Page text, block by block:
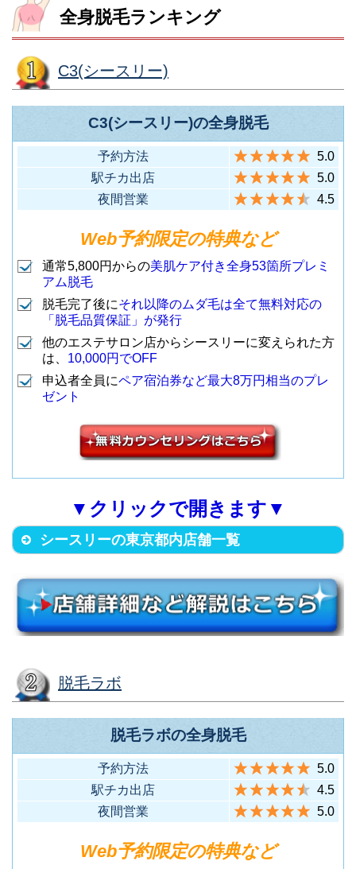
4 町田店
（JR各線 町田駅北口から徒歩5
1 八王子店
（JR各線 八王子駅北口から徒歩
3分）
2 吉祥寺店
吉祥寺ビル７Ｆ
（JR各線 吉祥寺駅北口から徒歩
3分）
ビル３Ｆ
（京王線 調布駅から徒歩4分）
町田店
町田市中町1-1-16 東京建物町田
ビル１０Ｆ
（小田急町田駅の北口から徒歩3
分）
5 立川店
立川市曙町2-12-1 曙ビル７Ｆ
（JR各線 立川駅北口から徒歩2
6 渋谷店
（東急・地下鉄各線 渋谷駅から
徒歩8分）
渋谷新南口店
渋谷区渋谷3-27-14 藤本ビル7F
（東急・地下鉄各線 渋谷駅から
徒歩5分）
銀座数寄屋橋店
中央区銀座6-4-9 SANWAGINZA
（地下鉄銀座駅から徒歩6分）
9 神宮前原宿店
ビル6F
（JR山手線 原宿駅竹下口から徒
歩1分）
池袋東口店
（JR各線 池袋駅(東口)から徒歩4
分）
11 池袋西口店
豊島区西池袋5-5-21 ザ・タワ
ー・グランディア1307
（JR各線 池袋駅(西口)から徒歩9
分）
12
港区六本木4-1-16 六本木ハイツ
13 麻布十番店
港区麻布十番1-10-3 モンテプラ
ザ麻布802
（地下鉄麻布十番駅から徒歩1
分）
杉並区下井草3-14-1 ing HS B1F
2 銀座本店
(地下鉄銀座駅から徒歩3分)
3 池袋店
豊島区南池袋2-24-2 STビル2F
（池袋駅から徒歩5分）
渋谷店
渋谷区宇田川町12-17 プロトビル
（JR渋谷駅から徒歩8分）
新宿店
新宿区新宿3-22-11 RSビル4F
（JR新宿駅から徒歩3分）
PIU BELLO表
港区北青山3-5-15 ミヤヒロビル3
sidence恵比寿
広尾店
港区北青山3-5-15ミヤヒロビル3
（地下鉄表参道駅から徒歩3分）
8
PIU BELLO八
王子店
子1F
（JR八王子駅から徒歩9分）
9
（小田急線町田駅北口から徒歩3
分）
全身脱毛ランキング
C3(シースリー)
C3(シースリー)の全身脱毛
予約方法
5.0
駅チカ出店
5.0
夜間営業
4.5
Web予約限定の特典など
通常5,800円からの美肌ケア付き全身53箇所プレミ
アム脱毛
脱毛完了後にそれ以降のムダ毛は全て無料対応の
「脱毛品質保証」が発行
他のエステサロン店からシースリーに変えられた方
は、 10,000円でOFF
申込者全員にペア宿泊券など最大8万円相当のプレ
ゼント
▼クリックで開きます▼
シースリーの東京都内店舗一覧
店舗名
4F
（地下鉄銀座駅から徒歩5分）
銀座Annex店
中央区銀座6-4-5 オリエントビル
（地下鉄銀座駅から徒歩5分）
脱毛ラボ
脱毛ラボの全身脱毛
予約方法
5.0
駅チカ出店
4.5
夜間営業
5.0
Web予約限定の特典など